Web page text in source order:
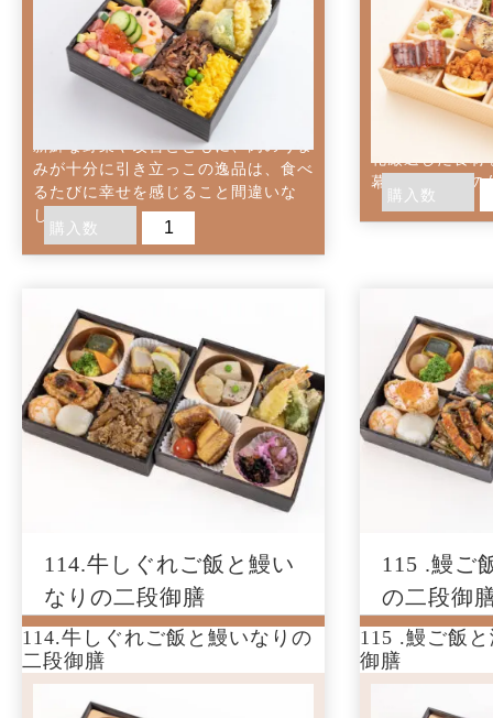
3,000円(税込)
口の中でとろけるような牛トロ肉
と、色鮮やかな具材が...
購入数
口の中でとろけるような牛トロ肉と、
色鮮やかな具材が一緒に楽しめる贅沢
なちらし寿司が登場しました。
新鮮な野菜や改善とともに、肉のうま
みが十分に引き立っこの逸品は、食べ
るたびに幸せを感じること間違いな
し!
円(税
重役会議や特
適！銀鱈の西
購入数
重役会議や特
銀鱈の西京焼
ーストビーフ
花厳選した食材
幕の内タイプの
114.牛しぐれご飯と鰻い
なりの二段御膳
3,600 円(税込)
牛しぐれの旨味と鰻いなりの香ば
しさ、そして自家製の...
114.牛しぐれご飯と鰻いなりの
二段御膳
115 .鰻ご
の二段御
3,800円(税
上品な味わい
贅沢な二段御
115 .鰻ご飯
御膳